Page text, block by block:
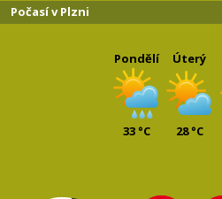
Počasí v Plzni
Pondělí
33 °C
Úterý
28 °C